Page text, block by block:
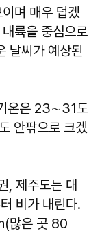
며 매우 덥겠
륙을 중심으로
날씨가 예상된
온은 23∼31도
안팎으로 크겠
, 제주도는 대
비가 내린다.
많은 곳 80